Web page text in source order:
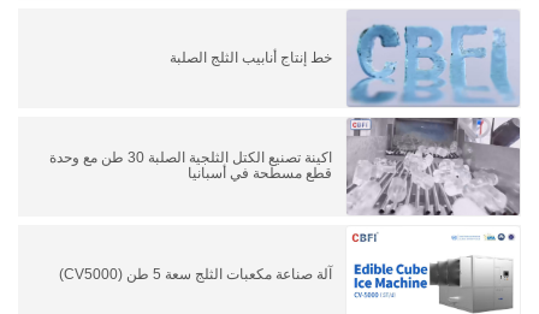
خط إنتاج أنابيب الثلج الصلبة
اكينة تصنيع الكتل الثلجية الصلبة 30 طن مع وحدة
قطع مسطحة في أسبانيا
آلة صناعة مكعبات الثلج سعة 5 طن (CV5000)